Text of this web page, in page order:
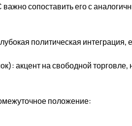
сопоставить его с
политическая
на свободной торговле,
положение: